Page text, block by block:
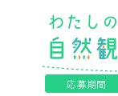
応募期間